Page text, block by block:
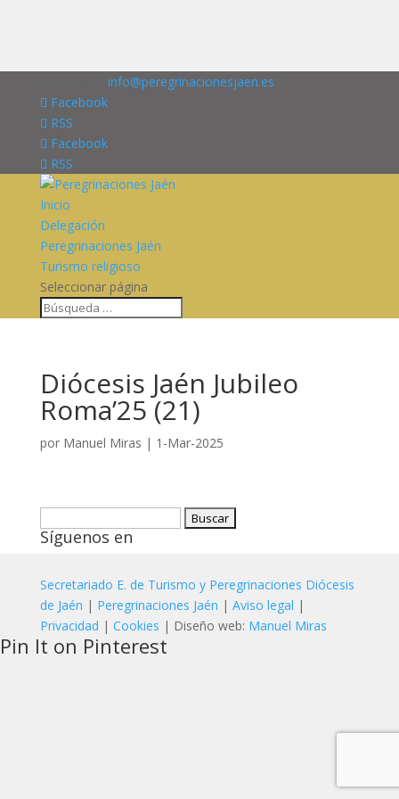
info@peregrinacionesjaen.es
Facebook
RSS
Facebook
RSS
Inicio
Delegación
Peregrinaciones Jaén
Turismo religioso
Seleccionar página
Diócesis Jaén Jubileo
Roma’25 (21)
por Manuel Miras | 1-Mar-2025
Síguenos en
Secretariado E. de Turismo y Peregrinaciones Diócesis
de Jaén | Peregrinaciones Jaén | Aviso legal |
Privacidad | Cookies | Diseño web: Manuel Miras
Pin It on Pinterest